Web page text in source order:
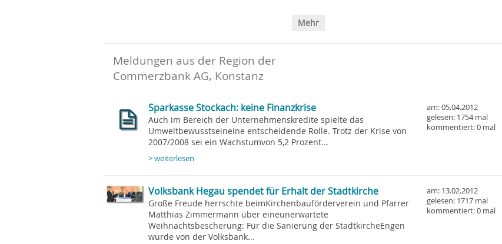
Mehr
Meldungen aus der Region der
Commerzbank AG, Konstanz
am: 05.04.2012
gelesen: 1754 mal
kommentiert: 0 mal
Sparkasse Stockach: keine Finanzkrise
Auch im Bereich der Unternehmenskredite spielte das
Umweltbewusstseineine entscheidende Rolle. Trotz der Krise von
2007/2008 sei ein Wachstumvon 5,2 Prozent...
> weiterlesen
am: 13.02.2012
gelesen: 1717 mal
kommentiert: 0 mal
Volksbank Hegau spendet für Erhalt der Stadtkirche
Große Freude herrschte beimKirchenbauförderverein und Pfarrer
Matthias Zimmermann über eineunerwartete
Weihnachtsbescherung: Für die Sanierung der StadtkircheEngen
wurde von der Volksbank...